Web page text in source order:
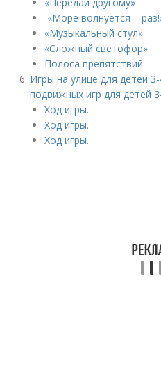
«Море волнуется –
«Музыкальный стул»
«Сложный светофор»
Полоса препятствий
Игры на улице для детей
подвижных игр для детей
Ход игры.
Ход игры.
Ход игры.